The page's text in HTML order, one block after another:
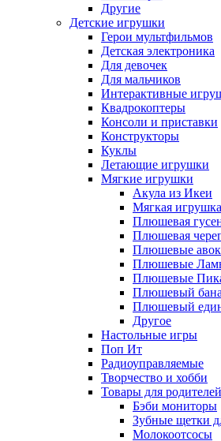
Другие
Детские игрушки
Герои мультфильмов
Детская электроника
Для девочек
Для мальчиков
Интерактивные
Квадрокоптеры
Консоли и приставки
Конструкторы
Куклы
Летающие игрушки
Мягкие игрушки
Акула из Икеи
Мягкая
Плюшевая
Плюшевая
Плюшевые
Плюшевые
Плюшевые
Плюшевый
Плюшевый
Другое
Настольные игры
Поп Ит
Радиоуправляемые
Творчество и хобби
Товары для родителей
Бэби мониторы
Зубные щетки
Молокоотсосы